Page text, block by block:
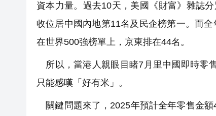
資本力量。過去10天，美國《財富》雜誌
收位居中國內地第11名及民企榜第一。而
在世界500強榜單上，京東排在44名。
所以，當港人親眼目睹7月里中國即時零
只能感嘆「好有米」。
關鍵問題來了，2025年預計全年零售金